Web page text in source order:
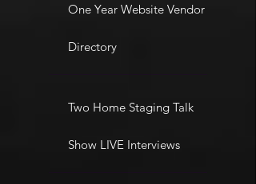
One Year Website Vendor
Directory
Two Home Staging Talk
Show LIVE Interviews